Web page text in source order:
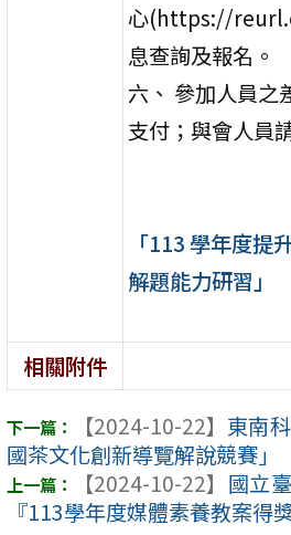
心(https://
息查詢及報名。
六、 參加人員之
支付；與會人員
「113 學年度提
解題能力研習」
相關附件
【2024-10-22】 東南
國茶文化創新導覽解說競賽」
【2024-10-22】 國立
『113學年度媒體素養教案得